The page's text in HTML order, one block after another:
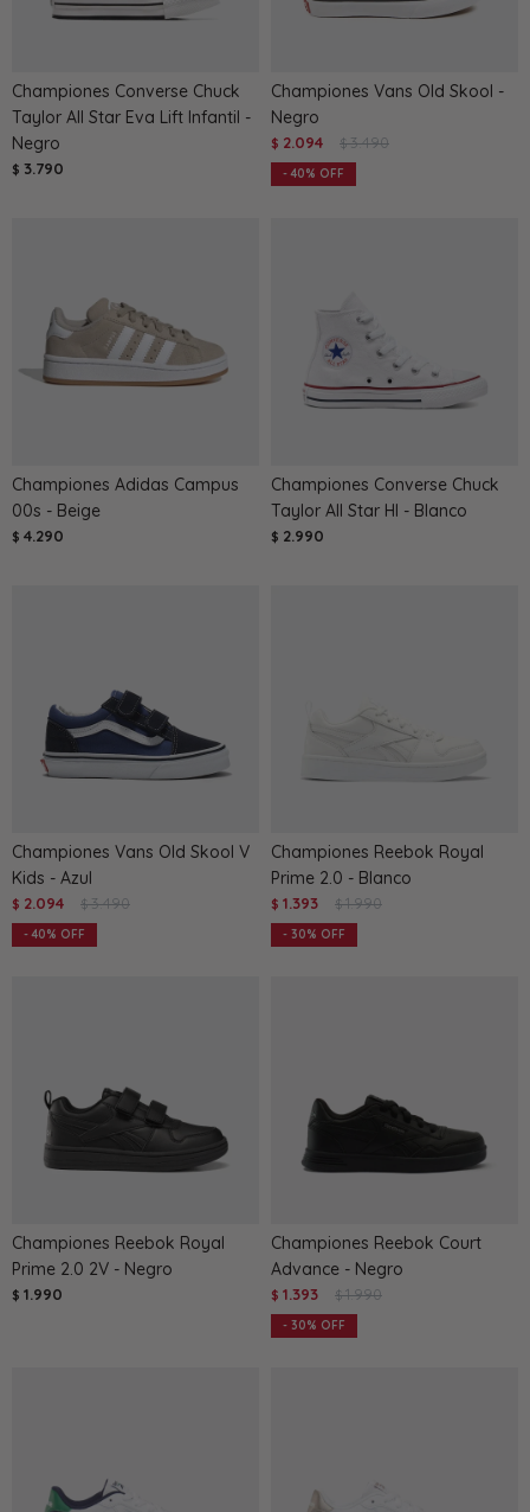
Championes Converse Chuck
Taylor All Star Eva Lift Infantil -
Negro
$ 3.790
Championes Vans Old Skool -
Negro
$ 2.094 $ 3.490
40
Championes Adidas Campus
00s - Beige
$ 4.290
Championes Converse Chuck
Taylor All Star HI - Blanco
$ 2.990
Championes Vans Old Skool V
Kids - Azul
$ 2.094 $ 3.490
40
Championes Reebok Royal
Prime 2.0 - Blanco
$ 1.393 $ 1.990
30
Championes Reebok Royal
Prime 2.0 2V - Negro
$ 1.990
Championes Reebok Court
Advance - Negro
$ 1.393 $ 1.990
30